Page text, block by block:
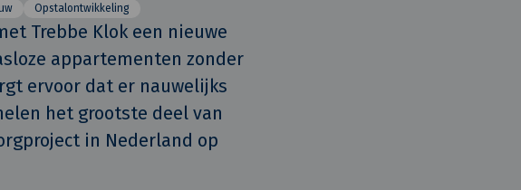
Opstalontwikkeling
Trebbe Klok een nieuwe
appartementen zonder
ervoor dat er nauwelijks
het grootste deel van
in Nederland op